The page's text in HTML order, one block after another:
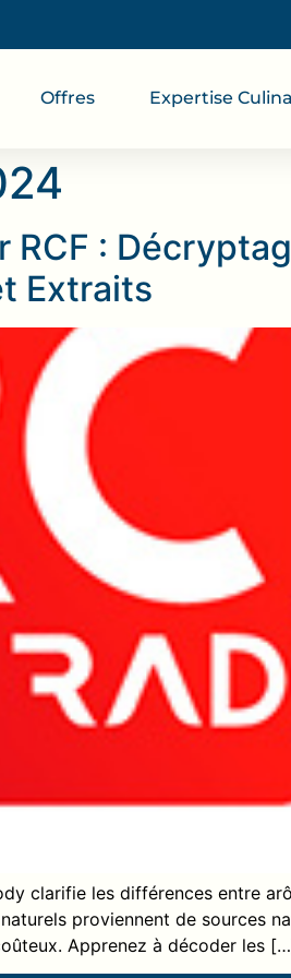
Offres Expertise
RCF :
Extraits
clarifie les différences entre
proviennent de sources
Apprenez à décoder les